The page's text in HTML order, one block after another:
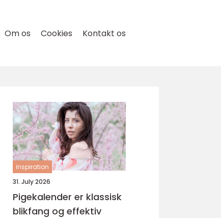
Om os Cookies Kontakt os
inspiration
31. July 2026
Pigekalender er klassisk
blikfang og effektiv